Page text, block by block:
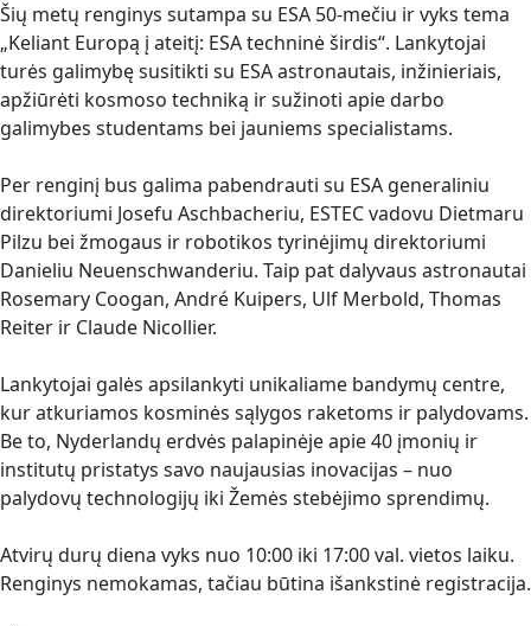
Šių metų renginys sutampa su ESA 50-mečiu ir vyks tema
„Keliant Europą į ateitį: ESA techninė širdis“. Lankytojai
turės galimybę susitikti su ESA astronautais, inžinieriais,
apžiūrėti kosmoso techniką ir sužinoti apie darbo
galimybes studentams bei jauniems specialistams.
Per renginį bus galima pabendrauti su ESA generaliniu
direktoriumi Josefu Aschbacheriu, ESTEC vadovu Dietmaru
Pilzu bei žmogaus ir robotikos tyrinėjimų direktoriumi
Danieliu Neuenschwanderiu. Taip pat dalyvaus astronautai
Rosemary Coogan, André Kuipers, Ulf Merbold, Thomas
Reiter ir Claude Nicollier.
Lankytojai galės apsilankyti unikaliame bandymų centre,
kur atkuriamos kosminės sąlygos raketoms ir palydovams.
Be to, Nyderlandų erdvės palapinėje apie 40 įmonių ir
institutų pristatys savo naujausias inovacijas – nuo
palydovų technologijų iki Žemės stebėjimo sprendimų.
Atvirų durų diena vyks nuo 10:00 iki 17:00 val. vietos laiku.
Renginys nemokamas, tačiau būtina išankstinė registracija.